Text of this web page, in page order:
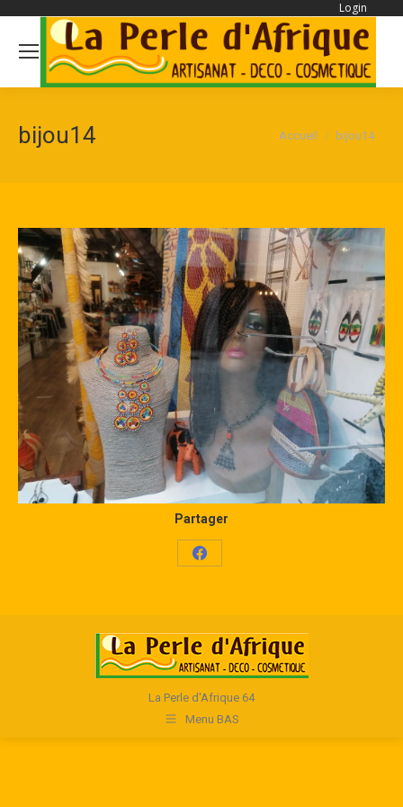
Login
bijou14 Vous êtes ici :
Accueil bijou14
Partager
Share
La Perle d'Afrique 64
Menu BAS